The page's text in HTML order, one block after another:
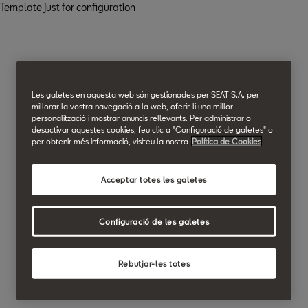
Template just for configuration
Les galetes en aquesta web són gestionades per SEAT S.A. per
millorar la vostra navegació a la web, oferir-li una millor
personalització i mostrar anuncis rellevants. Per administrar o
desactivar aquestes cookies, feu clic a "Configuració de galetes" o
per obtenir més informació, visiteu la nostra Política de Cookies
Rebutjar-les totes
Acceptar totes les galetes
Configuració de les galetes